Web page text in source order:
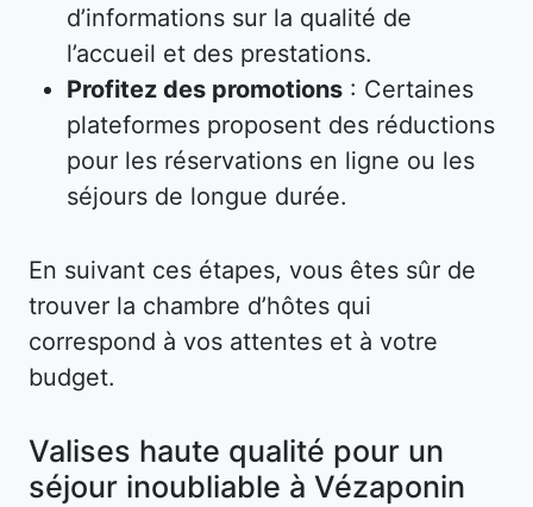
d’informations sur la qualité de
l’accueil et des prestations.
Profitez des promotions : Certaines
plateformes proposent des réductions
pour les réservations en ligne ou les
séjours de longue durée.
En suivant ces étapes, vous êtes sûr de
trouver la chambre d’hôtes qui
correspond à vos attentes et à votre
budget.
Valises haute qualité pour un
séjour inoubliable à Vézaponin